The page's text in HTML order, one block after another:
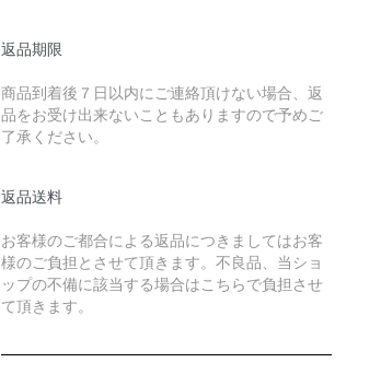
返品期限
商品到着後７日以内にご連絡頂けない場合、返
品をお受け出来ないこともありますので予めご
了承ください。
返品送料
お客様のご都合による返品につきましてはお客
様のご負担とさせて頂きます。不良品、当ショ
ップの不備に該当する場合はこちらで負担させ
て頂きます。